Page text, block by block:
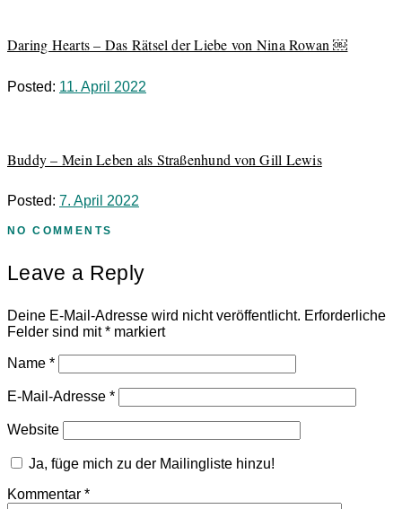
Daring Hearts – Das Rätsel der Liebe von Nina Rowan ￼
Posted: 11. April 2022
Buddy – Mein Leben als Straßenhund von Gill Lewis
Posted: 7. April 2022
NO COMMENTS
Leave a Reply
Deine E-Mail-Adresse wird nicht veröffentlicht. Erforderliche
Felder sind mit* markiert
Name *
E-Mail-Adresse *
Website
Ja, füge mich zu der Mailingliste hinzu!
Kommentar *